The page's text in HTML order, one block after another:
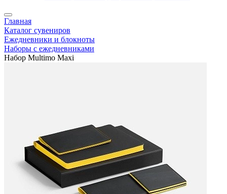
Главная
Каталог сувениров
Ежедневники и блокноты
Наборы с ежедневниками
Набор Multimo Maxi